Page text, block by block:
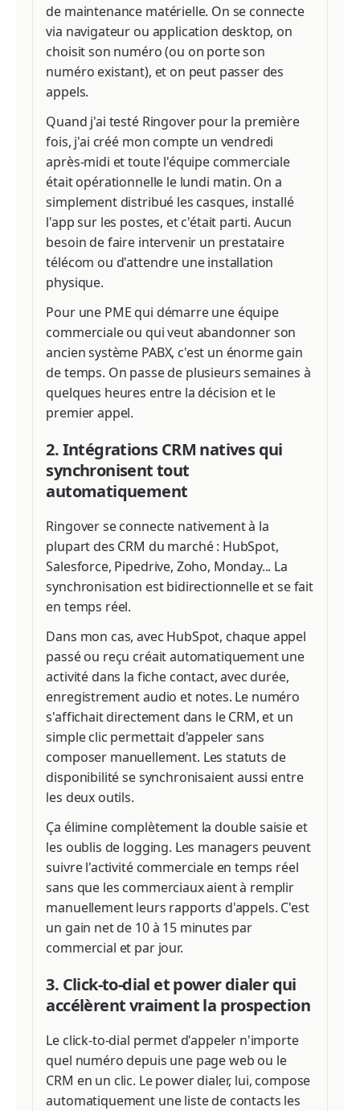
de maintenance matérielle. On se connecte
via navigateur ou application desktop, on
choisit son numéro (ou on porte son
numéro existant), et on peut passer des
appels.
Quand j'ai testé Ringover pour la première
fois, j'ai créé mon compte un vendredi
après-midi et toute l'équipe commerciale
était opérationnelle le lundi matin. On a
simplement distribué les casques, installé
l'app sur les postes, et c'était parti. Aucun
besoin de faire intervenir un prestataire
télécom ou d'attendre une installation
physique.
Pour une PME qui démarre une équipe
commerciale ou qui veut abandonner son
ancien système PABX, c'est un énorme gain
de temps. On passe de plusieurs semaines à
quelques heures entre la décision et le
premier appel.
2. Intégrations CRM natives qui
synchronisent tout
automatiquement
Ringover se connecte nativement à la
plupart des CRM du marché : HubSpot,
Salesforce, Pipedrive, Zoho, Monday... La
synchronisation est bidirectionnelle et se fait
en temps réel.
Dans mon cas, avec HubSpot, chaque appel
passé ou reçu créait automatiquement une
activité dans la fiche contact, avec durée,
enregistrement audio et notes. Le numéro
s'affichait directement dans le CRM, et un
simple clic permettait d'appeler sans
composer manuellement. Les statuts de
disponibilité se synchronisaient aussi entre
les deux outils.
Ça élimine complètement la double saisie et
les oublis de logging. Les managers peuvent
suivre l'activité commerciale en temps réel
sans que les commerciaux aient à remplir
manuellement leurs rapports d'appels. C'est
un gain net de 10 à 15 minutes par
commercial et par jour.
3. Click-to-dial et power dialer qui
accélèrent vraiment la prospection
Le click-to-dial permet d'appeler n'importe
quel numéro depuis une page web ou le
CRM en un clic. Le power dialer, lui, compose
automatiquement une liste de contacts les